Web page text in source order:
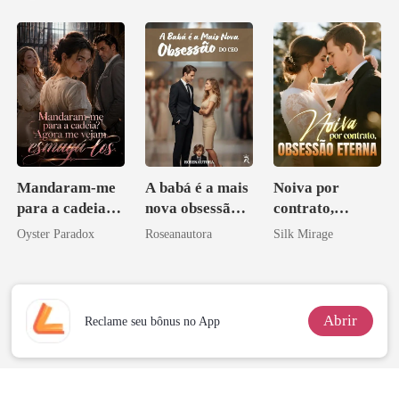
esposa
Mandaram-me
para a cadeia?
Agora me
Oyster Paradox
A babá é a mais
nova obsessão
do CEO
Roseanautora
Noiva por
contrato,
obsessão eterna
Silk Mirage
Reclame seu bônus no App Abrir